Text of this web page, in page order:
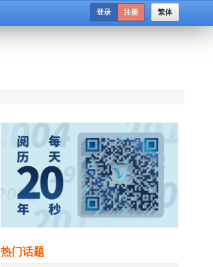
繁体
登录 注册
热门话题